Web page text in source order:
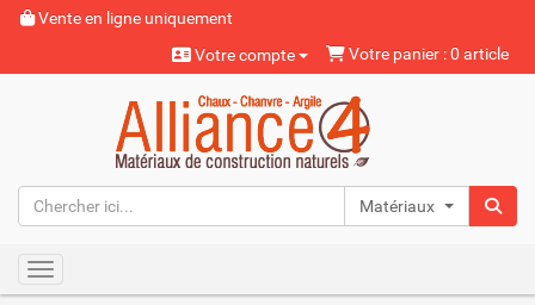
Vente en ligne uniquement
Votre compte
Votre panier : 0 article
Matériaux naturels
Toggle navigation